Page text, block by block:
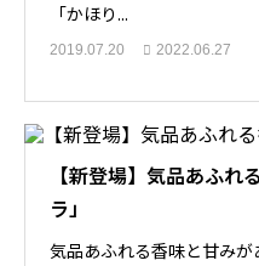
「かほり...
2019.07.20 2022.06.27
【新登場】気品あふれ
ラ」
気品あふれる香味と甘み